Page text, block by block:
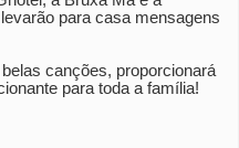
para casa mensagens
canções, proporcionará
para toda a família!